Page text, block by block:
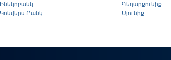
Ինեկոբանկ
Կոնվերս Բանկ
Գեղարքունիք
Սյունիք